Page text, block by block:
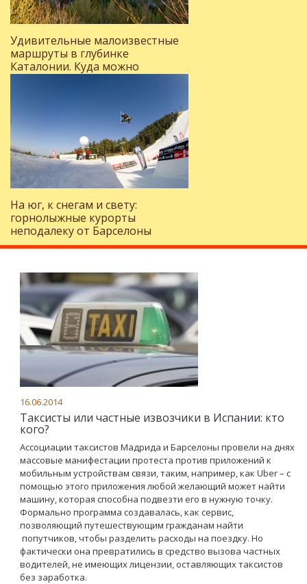
Удивительные малоизвестные
маршруты в глубинке
Каталонии. Куда можно
На юг, к снегам и свету:
горнолыжные курорты
неподалеку от Барселоны
16.06.2014
Таксисты или частные извозчики в Испании: кто
кого?
Ассоциации таксистов Мадрида и Барселоны провели на днях
массовые манифестации протеста против приложений к
мобильным устройствам связи, таким, например, как Uber – с
помощью этого приложения любой желающий может найти
машину, которая способна подвезти его в нужную точку.
Формально программа создавалась, как сервис,
позволяющий путешествующим гражданам найти
попутчиков, чтобы разделить расходы на поездку. Но
фактически она превратились в средство вызова частных
водителей, не имеющих лицензии, оставляющих таксистов
без заработка.